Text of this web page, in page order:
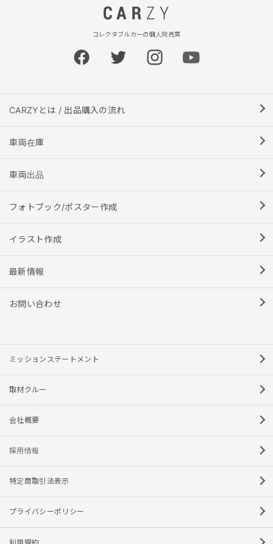
コレクタブルカーの個人間売買
CARZYとは / 出品購入の流れ
車両在庫
車両出品
フォトブック/ポスター作成
イラスト作成
最新情報
お問い合わせ
ミッションステートメント
取材クルー
会社概要
採用情報
特定商取引法表示
プライバシーポリシー